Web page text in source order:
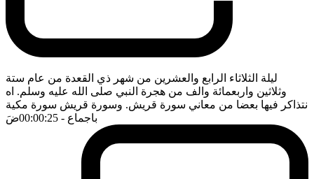
ليلة الثلاثاء الرابع والعشرين من شهر ذي القعدة من عام ستة
وثلاثين واربعمائة والف من هجرة النبي صلى الله عليه وسلم. اه
نتذاكر فيها بعضا من معاني سورة قريش. وسورة قريش سورة مكية
باجماع - 00:00:25 ضَ